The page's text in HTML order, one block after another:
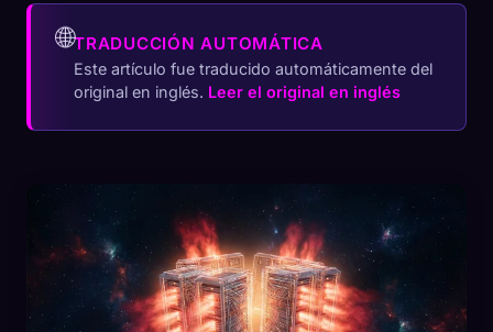
🌐TRADUCCIÓN AUTOMÁTICA
Este artículo fue traducido automáticamente del
original en inglés. Leer el original en inglés